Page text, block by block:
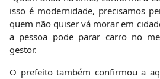
isso é modernidade, precisamos
quem não quiser vá morar em
a pessoa pode parar carro no
gestor.
O prefeito também confirmou a